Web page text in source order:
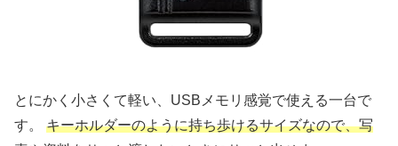
とにかく小さくて軽い、USBメモリ感覚で使える一台で
す。 キーホルダーのように持ち歩けるサイズなので、写